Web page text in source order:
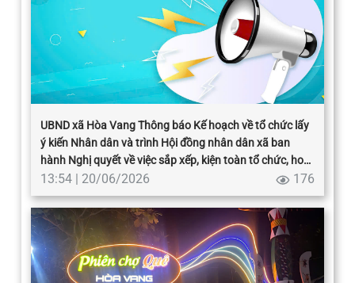
UBND xã Hòa Vang Thông báo Kế hoạch về tổ chức lấy
ý kiến Nhân dân và trình Hội đồng nhân dân xã ban
hành Nghị quyết về việc sắp xếp, kiện toàn tổ chức, hoạt
động của thôn trên địa bàn xã Hòa Vang
13:54 | 20/06/2026 176